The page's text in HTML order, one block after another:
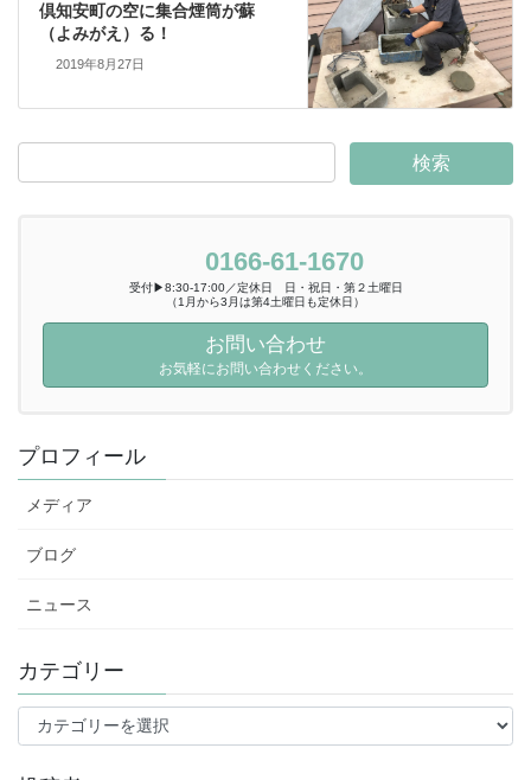
倶知安町の空に集合煙筒が蘇
（よみがえ）る！
2019年8月27日
0166-61-1670
受付▶8:30-17:00／定休日 日・祝日・第２土曜日
（1月から3月は第4土曜日も定休日）
お問い合わせ
お気軽にお問い合わせください。
プロフィール
メディア
ブログ
ニュース
カテゴリー